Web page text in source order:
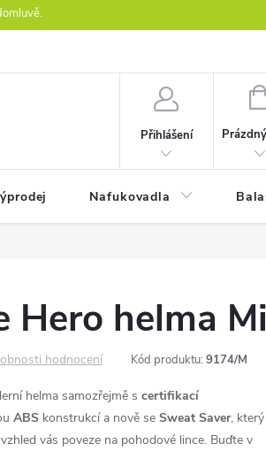
Přihlášení
Nafukovadla
Hero helma
hodnocení Kód produktu: 9174/M
helma samozřejmě s certifikací
ABS konstrukcí a nově se Sweat Saver,
vás poveze na pohodové lince. Buďte v